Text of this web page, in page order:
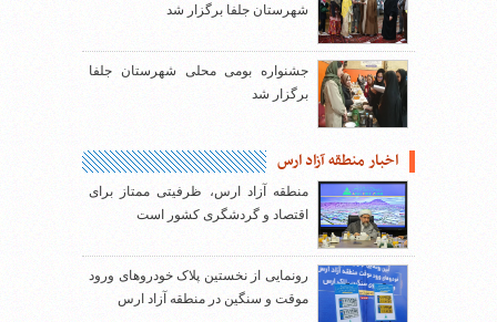
شهرستان جلفا برگزار شد
جشنواره بومی محلی شهرستان جلفا
برگزار شد
اخبار منطقه آزاد ارس
منطقه آزاد ارس، ظرفیتی ممتاز برای
اقتصاد و گردشگری کشور است
رونمایی از نخستین پلاک خودروهای ورود
موقت و سنگین در منطقه آزاد ارس